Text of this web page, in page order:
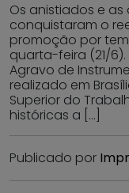
Os anistiados e
conquistaram o
promoção por
quarta-feira (21/
Agravo de
realizado em
Superior do
históricas a […]
Publicado por